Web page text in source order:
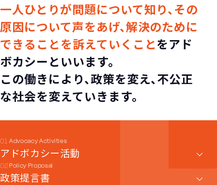
一人ひとりが問題について知り、その
原因について声をあげ、解決のために
できることを訴えていくことをアド
ボカシーといいます。
この働きにより、政策を変え、不公正
な社会を変えていきます。
Advocacy Activities
アドボカシー活動
Policy Proposal
政策提言書